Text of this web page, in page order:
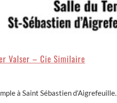
Valser – Cie Similaire
à Saint Sébastien d’Aigrefeuille.